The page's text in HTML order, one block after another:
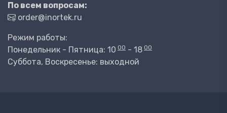
По всем вопросам:
order@inortek.ru
Режим работы:
Понедельник - Пятница: 10 00 - 18 00
Суббота, Воскресенье: выходной